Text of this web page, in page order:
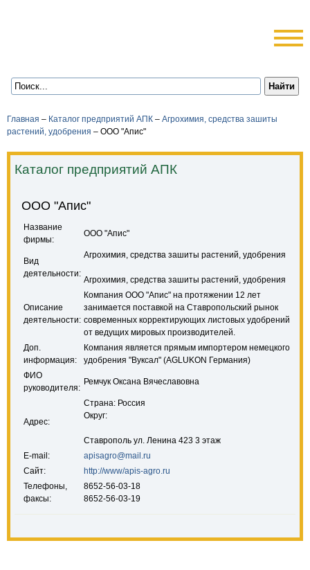
Главная – Каталог предприятий АПК – Агрохимия, средства зашиты
растений, удобрения – ООО "Апис"
Каталог предприятий АПК
ООО "Апис"
Название
фирмы:
ООО "Апис"
Вид
деятельности:
Агрохимия, средства зашиты растений, удобрения
Агрохимия, средства зашиты растений, удобрения
Описание
деятельности:
Компания ООО "Апис" на протяжении 12 лет
занимается поставкой на Ставропольский рынок
современных корректирующих листовых удобрений
от ведущих мировых производителей.
Доп.
информация:
Компания является прямым импортером немецкого
удобрения "Вуксал" (AGLUKON Германия)
ФИО
руководителя:
Ремчук Оксана Вячеславовна
Адрес:
Страна: Россия
Округ:
Ставрополь ул. Ленина 423 3 этаж
E-mail:
apisagro@mail.ru
Сайт:
http://www/apis-agro.ru
Телефоны,
факсы:
8652-56-03-18
8652-56-03-19